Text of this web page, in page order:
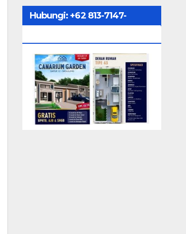
Hubungi: ‪+62 813-7147-